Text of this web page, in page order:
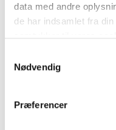
data med andre
de har indsamlet fra
Nødvendig
Præferencer